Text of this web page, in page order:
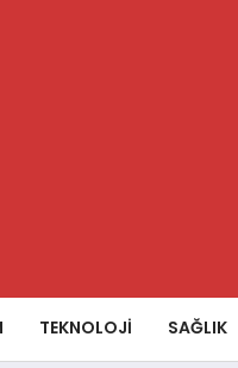
TEKNOLOJİ SAĞLIK